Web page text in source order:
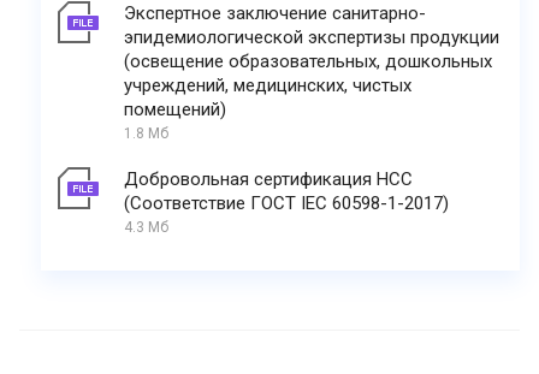
Экспертное заключение санитарно-
эпидемиологической экспертизы продукции
(освещение образовательных, дошкольных
учреждений, медицинских, чистых
помещений)
1.8 Мб
Добровольная сертификация НСС
(Соответствие ГОСТ IEC 60598-1-2017)
4.3 Мб